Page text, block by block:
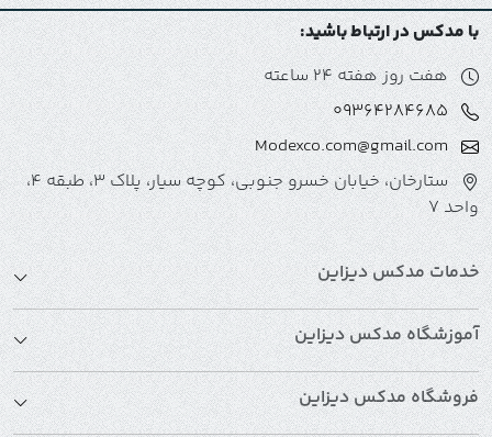
با مدکس در ارتباط باشید:
هفت روز هفته 24 ساعته
09364284685
Modexco.com@gmail.com
ستارخان، خیابان خسرو جنوبی، کوچه سیار، پلاک 3، طبقه 4،
واحد 7
خدمات مدکس دیزاین
آموزشگاه مدکس دیزاین
فروشگاه مدکس دیزاین